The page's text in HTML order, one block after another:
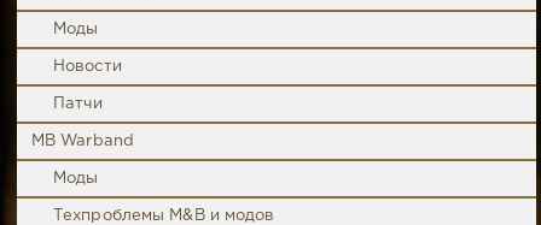
Моды
Новости
Патчи
MB Warband
Моды
Техпроблемы M&B и модов